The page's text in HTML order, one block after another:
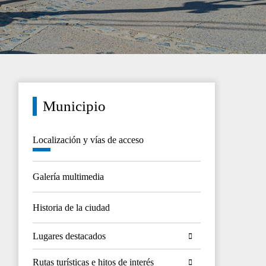
Municipio
Localización y vías de acceso
Galería multimedia
Historia de la ciudad
Lugares destacados
Rutas turísticas e hitos de interés